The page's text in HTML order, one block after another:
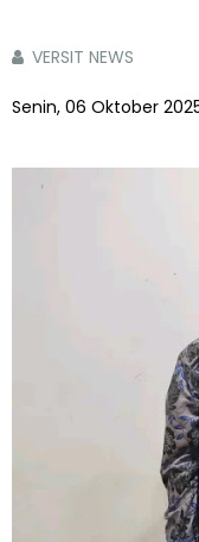
VERSIT NEWS
Senin, 06 Oktober